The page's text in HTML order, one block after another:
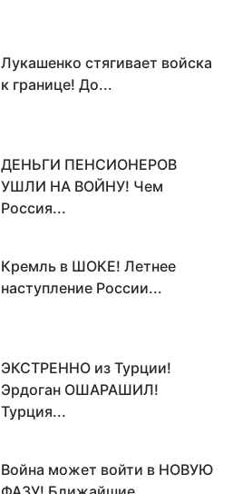
Лукашенко стягивает войска
к границе! До...
ДЕНЬГИ ПЕНСИОНЕРОВ
УШЛИ НА ВОЙНУ! Чем
Россия...
Кремль в ШОКЕ! Летнее
наступление России...
ЭКСТРЕННО из Турции!
Эрдоган ОШАРАШИЛ!
Турция...
Война может войти в НОВУЮ